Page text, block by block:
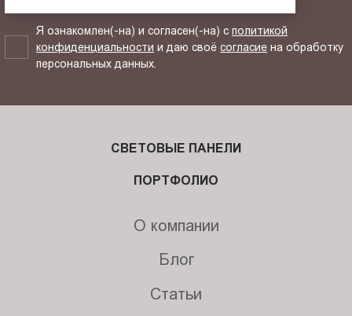
Я ознакомлен(-на) и согласен(-на) сполитикой
конфиденциальности и даю своёсогласие на обработку
персональных данных.
СВЕТОВЫЕ ПАНЕЛИ
ПОРТФОЛИО
О компании
Блог
Статьи